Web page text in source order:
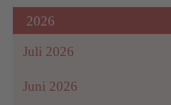
2026
Juli 2026
Juni 2026